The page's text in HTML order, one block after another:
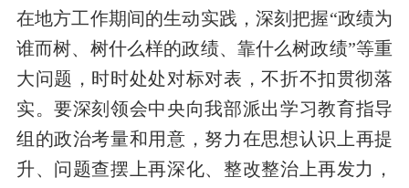
在地方工作期间的生动实践，深刻把握“政绩为
谁而树、树什么样的政绩、靠什么树政绩”等重
大问题，时时处处对标对表，不折不扣贯彻落
实。要深刻领会中央向我部派出学习教育指导
组的政治考量和用意 ， 努力在思想认识上再提
升、问题查摆上再深化、整改整治上再发力，